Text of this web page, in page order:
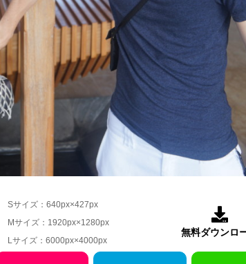
Sサイズ：640px×427px
Mサイズ：1920px×1280px
Lサイズ：6000px×4000px

無料ダウンロ